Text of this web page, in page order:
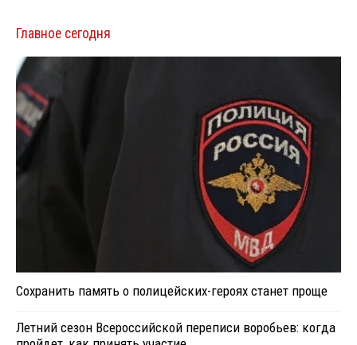
Главное сегодня
Сохранить память о полицейских-героях станет проще
Летний сезон Всероссийской переписи воробьев: когда